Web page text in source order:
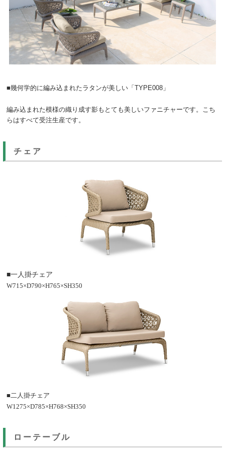
■幾何学的に編み込まれたラタンが美しい「TYPE008」
編み込まれた模様の織り成す影もとても美しいファニチャーです。こち
らはすべて受注生産です。
チェア
■一人掛チェア
W715×D790×H765×SH350
■二人掛チェア
W1275×D785×H768×SH350
ローテーブル